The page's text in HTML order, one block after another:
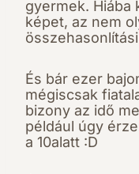
gyermek. Hiába
képet, az nem
És bár ezer
mégiscsak
bizony az idő
például úgy
a 10alatt :D